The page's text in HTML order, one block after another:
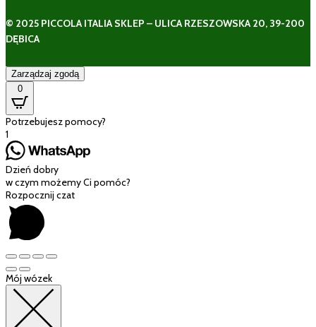
© 2025 PICCOLA ITALIA SKLEP – ULICA RZESZOWSKA 20, 39-200
DĘBICA
Zarządzaj zgodą
0
Potrzebujesz pomocy?
1
Dzień dobry
w czym możemy Ci pomóc?
Rozpocznij czat
Mój wózek